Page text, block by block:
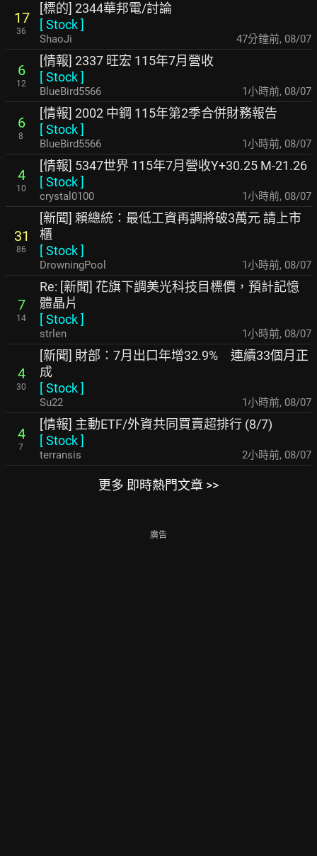
17
36
[標的] 2344華邦電/討論
[Stock]
ShaoJi 47分鐘前, 08/07
6
12
[情報] 2337 旺宏 115年7月營收
[Stock]
BlueBird5566 1小時前, 08/07
6
8
[情報] 2002 中鋼 115年第2季合併財務報告
[Stock]
BlueBird5566 1小時前, 08/07
4
10
[情報] 5347世界 115年7月營收Y+30.25 M-21.26
[Stock]
crystal0100 1小時前, 08/07
31
86
[新聞] 賴總統：最低工資再調將破3萬元 請上市
櫃
[Stock]
DrowningPool 1小時前, 08/07
7
14
Re: [新聞] 花旗下調美光科技目標價，預計記憶
體晶片
[Stock]
strlen 1小時前, 08/07
4
30
[新聞] 財部：7月出口年增32.9% 連續33個月正
成
[Stock]
Su22 1小時前, 08/07
4
7
[情報] 主動ETF/外資共同買賣超排行 (8/7)
[Stock]
terransis 2小時前, 08/07
更多 即時熱門文章 >>
廣告